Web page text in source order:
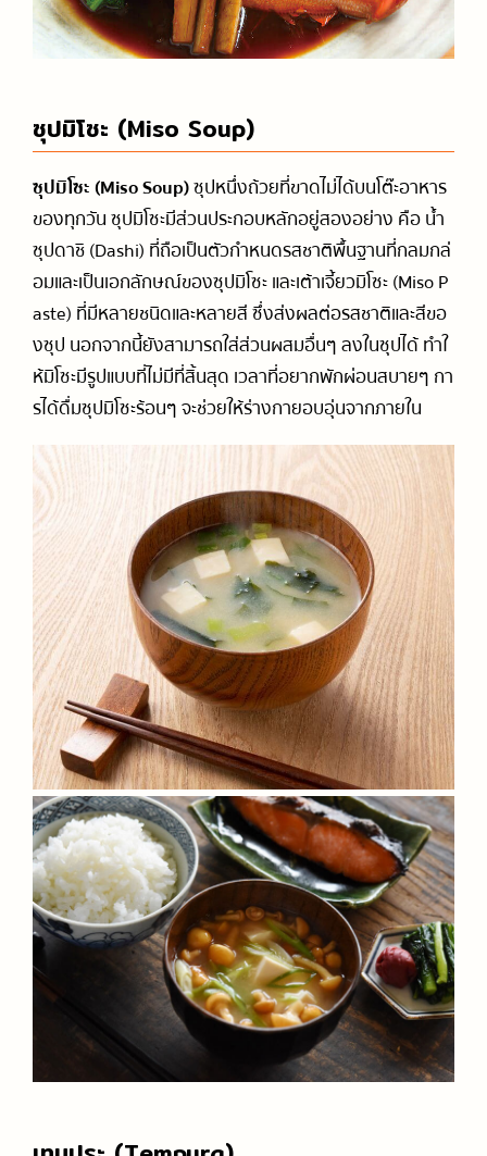
ซุปมิโซะ (Miso Soup)
ซุปมิโซะ (Miso Soup)ซุปหนึ่งถ้วยที่ขาดไม่ได้บนโต๊ะอาหาร
ของทุกวัน ซุปมิโซะมีส่วนประกอบหลักอยู่สองอย่าง คือ น้ำ
ซุปดาชิ (Dashi) ที่ถือเป็นตัวกำหนดรสชาติพื้นฐานที่กลมกล่
อมและเป็นเอกลักษณ์ของซุปมิโซะ และเต้าเจี้ยวมิโซะ (Miso P
aste) ที่มีหลายชนิดและหลายสี ซึ่งส่งผลต่อรสชาติและสีขอ
งซุป นอกจากนี้ยังสามารถใส่ส่วนผสมอื่นๆ ลงในซุปได้ ทำใ
ห้มิโซะมีรูปแบบที่ไม่มีที่สิ้นสุด เวลาที่อยากพักผ่อนสบายๆ กา
รได้ดื่มซุปมิโซะร้อนๆ จะช่วยให้ร่างกายอบอุ่นจากภายใน